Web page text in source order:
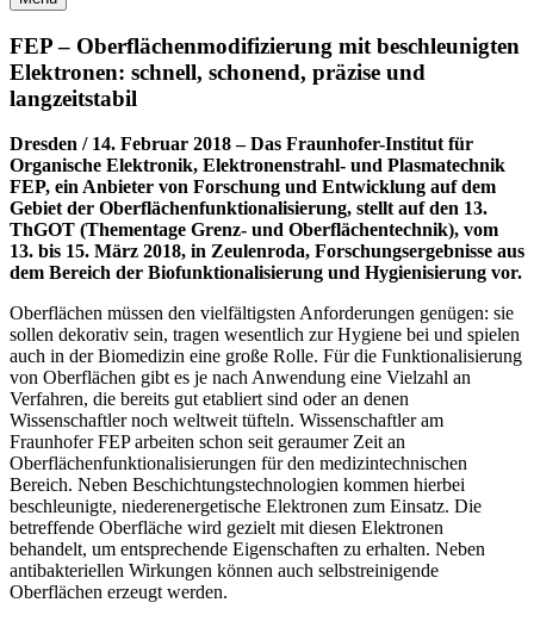
FEP – Oberflächenmodifizierung mit beschleunigten
Elektronen: schnell, schonend, präzise und
langzeitstabil
Dresden / 14. Februar 2018 – Das Fraunhofer-Institut für
Organische Elektronik, Elektronenstrahl- und Plasmatechnik
FEP, ein Anbieter von Forschung und Entwicklung auf dem
Gebiet der Oberflächenfunktionalisierung, stellt auf den 13.
ThGOT (Thementage Grenz- und Oberflächentechnik), vom
13. bis 15. März 2018, in Zeulenroda, Forschungsergebnisse aus
dem Bereich der Biofunktionalisierung und Hygienisierung vor.
Oberflächen müssen den vielfältigsten Anforderungen genügen: sie
sollen dekorativ sein, tragen wesentlich zur Hygiene bei und spielen
auch in der Biomedizin eine große Rolle. Für die Funktionalisierung
von Oberflächen gibt es je nach Anwendung eine Vielzahl an
Verfahren, die bereits gut etabliert sind oder an denen
Wissenschaftler noch weltweit tüfteln. Wissenschaftler am
Fraunhofer FEP arbeiten schon seit geraumer Zeit an
Oberflächenfunktionalisierungen für den medizintechnischen
Bereich. Neben Beschichtungstechnologien kommen hierbei
beschleunigte, niederenergetische Elektronen zum Einsatz. Die
betreffende Oberfläche wird gezielt mit diesen Elektronen
behandelt, um entsprechende Eigenschaften zu erhalten. Neben
antibakteriellen Wirkungen können auch selbstreinigende
Oberflächen erzeugt werden.